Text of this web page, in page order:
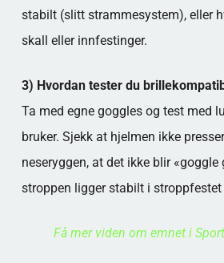
stabilt (slitt strammesystem), eller
skall eller innfestinger.
3) Hvordan tester du
Ta med egne goggles og test med
bruker. Sjekk at hjelmen ikke
neseryggen, at det ikke blir
stroppen ligger stabilt i stroppfestet
Få mer viden om emnet i